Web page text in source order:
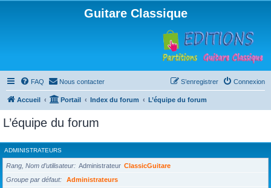
Guitare Classique
FAQ Nous contacter Connexion
S’enregistrer
Accueil Portail Index du forum L’équipe du forum
L’équipe du forum
ADMINISTRATEURS
Rang, Nom d’utilisateur Administrateur ClassicGuitare
Groupe par défaut
Administrateurs